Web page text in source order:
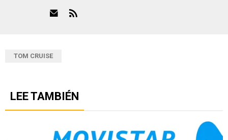
TOM CRUISE
LEE TAMBIÉN